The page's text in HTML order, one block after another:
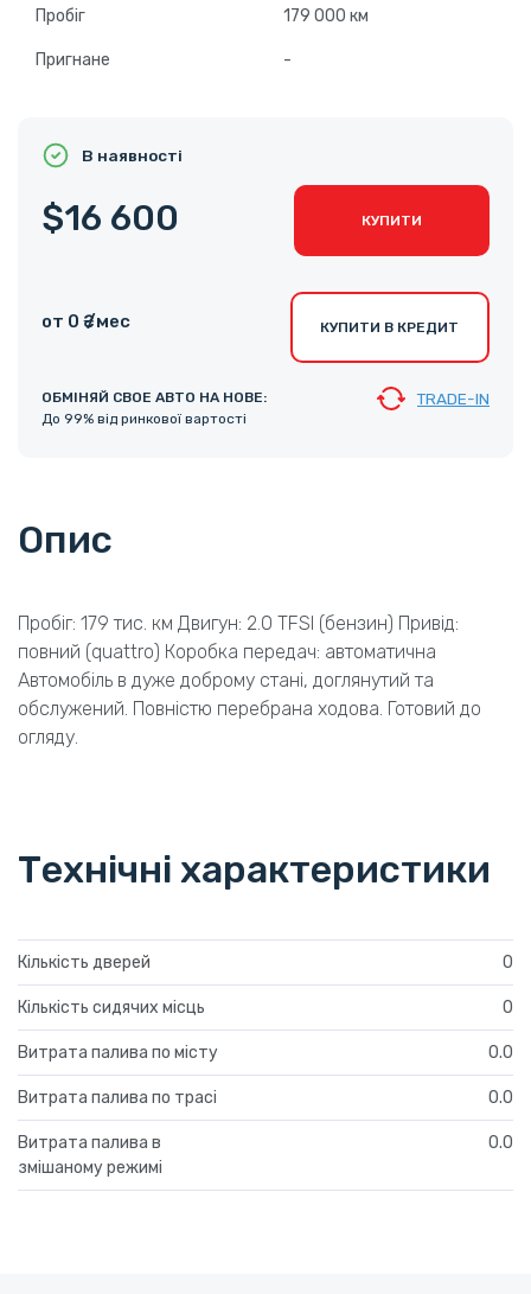
Пробіг 179 000 км
Пригнане -
В наявності
$16 600 КУПИТИ
от 0 ₴ /мес КУПИТИ В КРЕДИТ
ОБМІНЯЙ СВОЕ АВТО НА НОВЕ:
До 99% від ринкової вартості
TRADE-IN
Технічні характеристики
Кількість дверей 0
Кількість сидячих місць 0
Витрата палива по місту 0.0
Витрата палива по трасі 0.0
Витрата палива в
змішаному режимі
0.0
Опис
Пробіг: 179 тис. км Двигун: 2.0 TFSI (бензин) Привід:
повний (quattro) Коробка передач: автоматична
Автомобіль в дуже доброму стані, доглянутий та
обслужений. Повністю перебрана ходова. Готовий до
огляду.